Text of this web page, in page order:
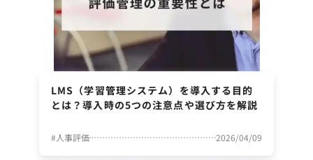
LMS（学習管理システム）を導入する目的
とは？導入時の5つの注意点や選び方を解説
#人事評価 2026/04/09